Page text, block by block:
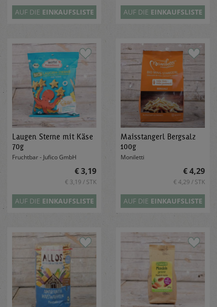
AUF DIE EINKAUFSLISTE AUF DIE EINKAUFSLISTE
Laugen Sterne mit Käse
70g
Fruchtbar - Jufico GmbH
€ 3,19
€ 3,19 / STK
AUF DIE EINKAUFSLISTE
Maisstangerl Bergsalz
100g
Moniletti
€ 4,29
€ 4,29 / STK
AUF DIE EINKAUFSLISTE